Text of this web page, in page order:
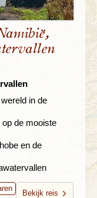
in de
op de mooiste
en de
Bekijk reis